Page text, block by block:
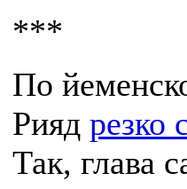
***
По
Рияд резко
Так, глава